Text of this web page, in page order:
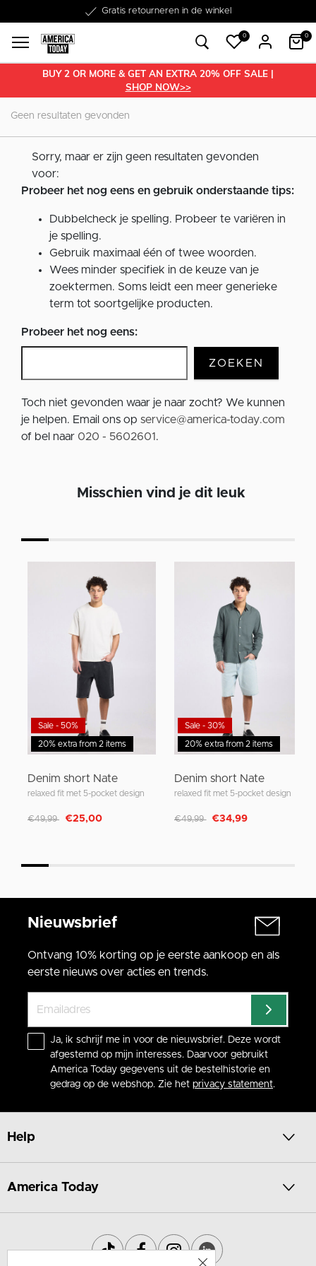
Gratis verzending vanaf €50
Binnen 1-3 werkdagen in huis
30 dagen retourrecht
Gratis retourneren in de winkel
€10 welkomstkorting
Word lid van onze Member Club!
0 0
BUY 2 OR MORE & GET AN EXTRA 20% OFF SALE |
SHOP NOW>>
Geen resultaten gevonden
Sorry, maar er zijn geen resultaten gevonden
voor:
Probeer het nog eens en gebruik onderstaande tips:
Dubbelcheck je spelling. Probeer te variëren in
je spelling.
Gebruik maximaal één of twee woorden.
Wees minder specifiek in de keuze van je
zoektermen. Soms leidt een meer generieke
term tot soortgelijke producten.
Probeer het nog eens:
ZOEKEN
Toch niet gevonden waar je naar zocht? We kunnen
je helpen. Email ons op service@america-today.com
of bel naar 020 - 5602601.
Misschien vind je dit leuk
20% extra from 2 items
Sale - 50%
Denim short Nate
relaxed fit met 5-pocket design
Afgeprijsd van
€49,99 naar
€25,00
20% extra from 2 items
Sale - 30%
Denim short Nate
relaxed fit met 5-pocket design
Afgeprijsd van
€49,99 naar
€34,99
Nieuwsbrief
Ontvang 10% korting op je eerste aankoop en als
eerste nieuws over acties en trends.
Ja, ik schrijf me in voor de nieuwsbrief. Deze wordt
afgestemd op mijn interesses. Daarvoor gebruikt
America Today gegevens uit de bestelhistorie en
gedrag op de webshop. Zie het privacy statement.
Help
America Today